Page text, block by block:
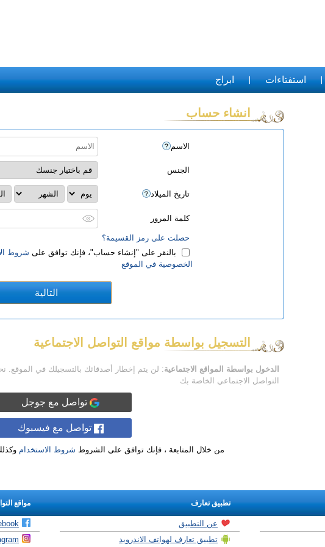
استفتاءات ابراج
انشاء حساب
الاسم
الجنس
تاريخ الميلاد
كلمة المرور
حصلت على رمز القسيمة؟
بالنقر على "‏إنشاء حساب‏"، فإنك توافق على شروط
الخصوصية في الموقع
التسجيل بواسطة مواقع التواصل الاجتماعية
الدخول بواسطة المواقع الاجتماعية: لن يتم إخطار أصدقائك بالتسجيلك في
التواصل الاجتماعي الخاصة بك
تواصل مع جوجل
تواصل مع فيسبوك
من خلال المتابعة ، فإنك توافق على الشروط شروط الاستخدام
تطبيق تعارف مواقع
عن التطبيق
تطبيق تعارف لهواتف الاندرويد